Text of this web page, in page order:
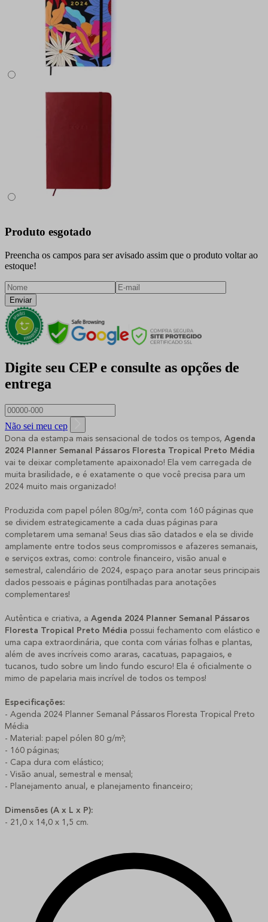
Produto esgotado
Preencha os campos para ser avisado assim que o produto voltar ao
estoque!
Enviar
Digite seu CEP e consulte as opções de
entrega
Não sei meu cep
Dona da estampa mais sensacional de todos os tempos, Agenda
2024 Planner Semanal Pássaros Floresta Tropical Preto Média
vai te deixar completamente apaixonado! Ela vem carregada de
muita brasilidade, e é exatamente o que você precisa para um
2024 muito mais organizado!
Produzida com papel pólen 80g/m², conta com 160 páginas que
se dividem estrategicamente a cada duas páginas para
completarem uma semana! Seus dias são datados e ela se divide
amplamente entre todos seus compromissos e afazeres semanais,
e serviços extras, como: controle financeiro, visão anual e
semestral, calendário de 2024, espaço para anotar seus principais
dados pessoais e páginas pontilhadas para anotações
complementares!
Autêntica e criativa, a Agenda 2024 Planner Semanal Pássaros
Floresta Tropical Preto Média possui fechamento com elástico e
uma capa extraordinária, que conta com várias folhas e plantas,
além de aves incríveis como araras, cacatuas, papagaios, e
tucanos, tudo sobre um lindo fundo escuro! Ela é oficialmente o
mimo de papelaria mais incrível de todos os tempos!
Especificações:
- Agenda 2024 Planner Semanal Pássaros Floresta Tropical Preto
Média
- Material: papel pólen 80 g/m²;
- 160 páginas;
- Capa dura com elástico;
- Visão anual, semestral e mensal;
- Planejamento anual, e planejamento financeiro;
Dimensões (A x L x P):
- 21,0 x 14,0 x 1,5 cm.